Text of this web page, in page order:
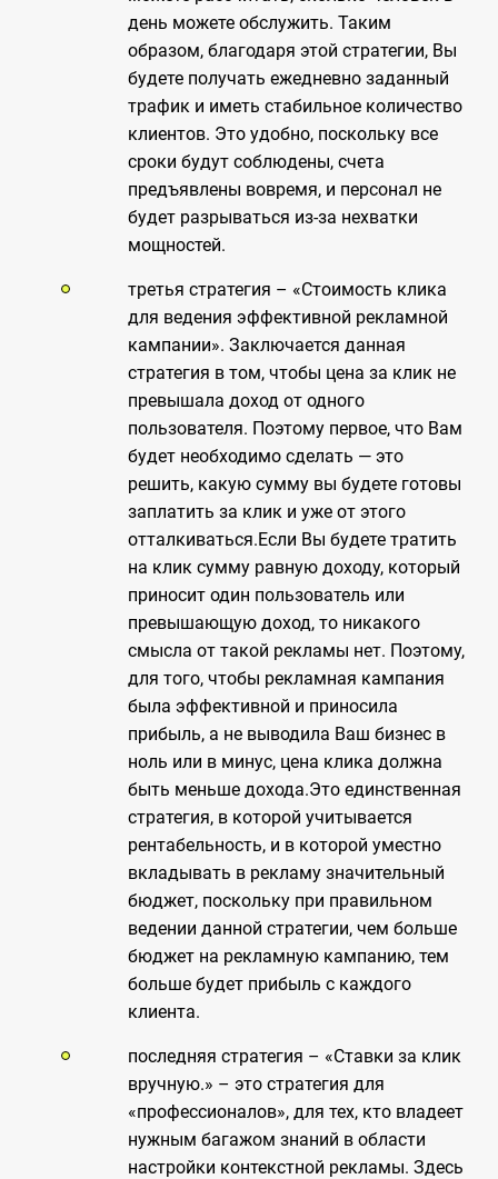
день можете обслужить. Таким
образом, благодаря этой стратегии, Вы
будете получать ежедневно заданный
трафик и иметь стабильное количество
клиентов. Это удобно, поскольку все
сроки будут соблюдены, счета
предъявлены вовремя, и персонал не
будет разрываться из-за нехватки
мощностей.
третья стратегия – «Стоимость клика
для ведения эффективной рекламной
кампании». Заключается данная
стратегия в том, чтобы цена за клик не
превышала доход от одного
пользователя. Поэтому первое, что Вам
будет необходимо сделать — это
решить, какую сумму вы будете готовы
заплатить за клик и уже от этого
отталкиваться.Если Вы будете тратить
на клик сумму равную доходу, который
приносит один пользователь или
превышающую доход, то никакого
смысла от такой рекламы нет. Поэтому,
для того, чтобы рекламная кампания
была эффективной и приносила
прибыль, а не выводила Ваш бизнес в
ноль или в минус, цена клика должна
быть меньше дохода.Это единственная
стратегия, в которой учитывается
рентабельность, и в которой уместно
вкладывать в рекламу значительный
бюджет, поскольку при правильном
ведении данной стратегии, чем больше
бюджет на рекламную кампанию, тем
больше будет прибыль с каждого
клиента.
последняя стратегия – «Ставки за клик
вручную.» – это стратегия для
«профессионалов», для тех, кто владеет
нужным багажом знаний в области
настройки контекстной рекламы. Здесь